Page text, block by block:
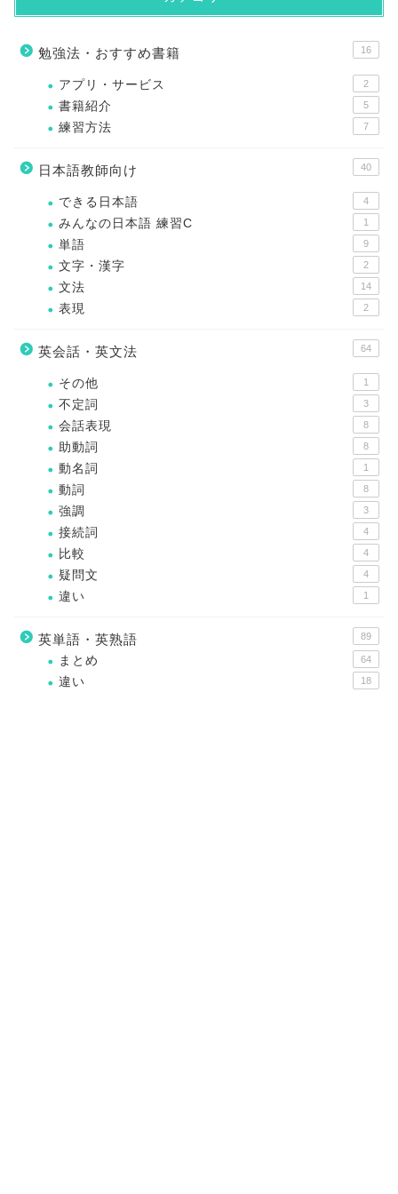
勉強法・おすすめ書籍 16
アプリ・サービス 2
書籍紹介 5
練習方法 7
日本語教師向け 40
できる日本語 4
みんなの日本語 練習C 1
単語 9
文字・漢字 2
文法 14
表現 2
英会話・英文法 64
その他 1
不定詞 3
会話表現 8
助動詞 8
動名詞 1
動詞 8
強調 3
接続詞 4
比較 4
疑問文 4
違い 1
英単語・英熟語 89
まとめ 64
違い 18